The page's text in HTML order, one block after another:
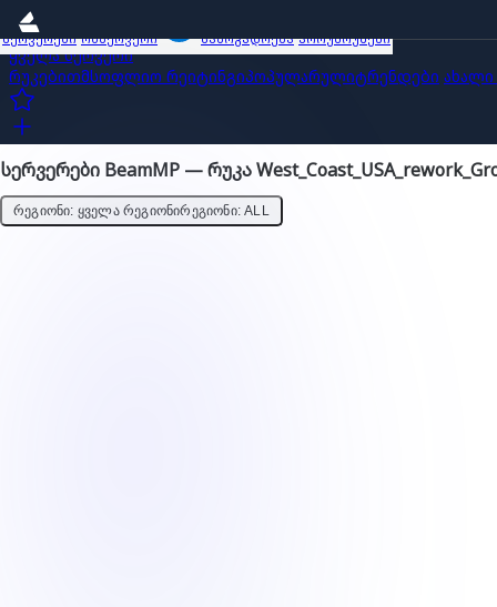
სერვერები ობზერვერი საზოგადოება პროუმოუშენი
ყველა სერვერი
რუკებითმსოფლიო რეიტინგიპოპულარულიტრენდები ახალი
სერვერები BeamMP — რუკა
ᲠᲔᲒᲘᲝᲜᲘ: ᲧᲕᲔᲚᲐ ᲠᲔᲒᲘᲝᲜᲘᲠᲔᲒᲘᲝᲜᲘ: ALL